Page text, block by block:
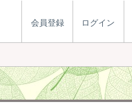
会員登録 ログイン